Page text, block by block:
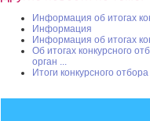
Информация об итогах
Информация
Информация об итогах
Об итогах конкурсного
орган ...
Итоги конкурсного отбора